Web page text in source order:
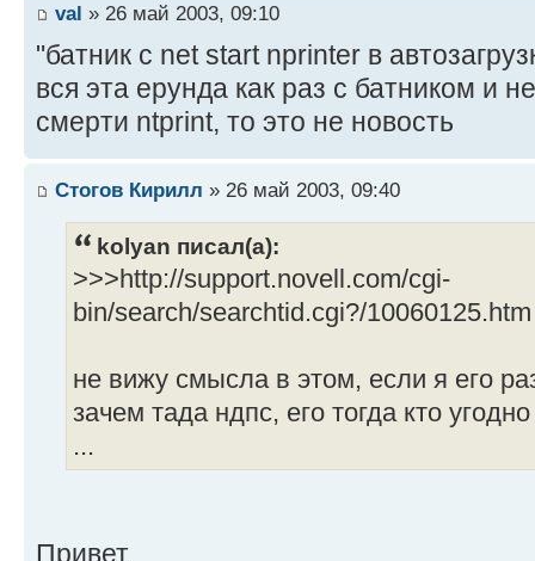
val » 26 май 2003, 09:10
"батник с net start nprinter в
вся эта ерунда как раз с батником и
смерти ntprint, то это не новость
Стогов Кирилл » 26 май 2003, 09:40
kolyan писал(а):
>>>http://support.novell.com/cgi-
bin/search/searchtid.cgi?/10060125.htm
не вижу смысла в этом, если я его
зачем тада ндпс, его тогда кто
...
Привет.